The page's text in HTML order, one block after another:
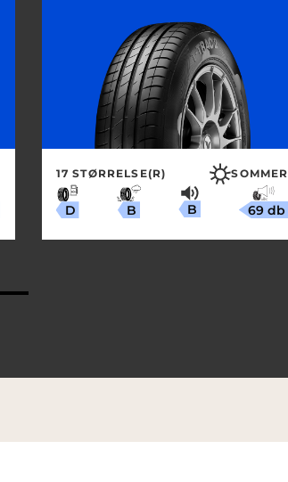
17 STØRRELSE(R) SOMMER
D B B 69 db